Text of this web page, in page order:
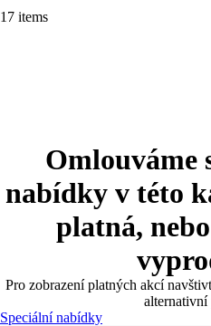
17 items
Omlouváme
nabídky v této
platná,
Pro zobrazení platných akcí
Speciální nabídky